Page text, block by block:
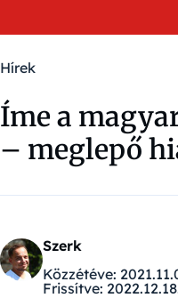
Hírek
Íme a
– meglepő
Szerk
Közzétéve:
Frissítve: